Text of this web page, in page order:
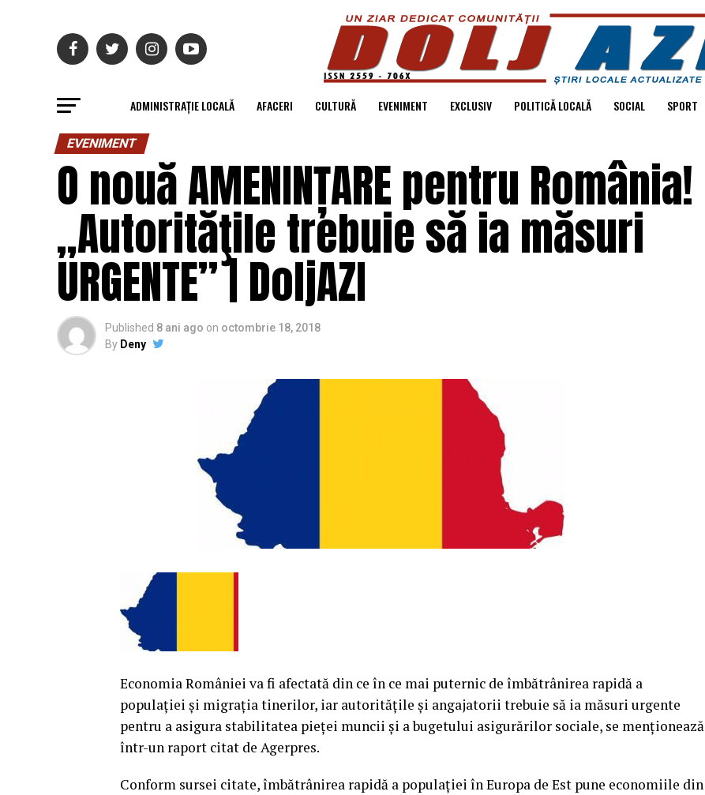
ADMINISTRAȚIE LOCALĂ AFACERI CULTURĂ EVENIMENT EXCLUSIV POLITICĂ LOCALĂ SOCIAL SPORT
EVENIMENT
O nouă AMENINȚARE pentru România!
„Autorităţile trebuie să ia măsuri
URGENTE” | DoljAZI
Published 8 ani ago on octombrie 18, 2018
By Deny
Economia României va fi afectată din ce în ce mai puternic de îmbătrânirea rapidă a
populaţiei şi migraţia tinerilor, iar autorităţile şi angajatorii trebuie să ia măsuri urgente
pentru a asigura stabilitatea pieţei muncii şi a bugetului asigurărilor sociale, se menţionează
într-un raport citat de Agerpres.
Conform sursei citate, îmbătrânirea rapidă a populaţiei în Europa de Est pune economiile din